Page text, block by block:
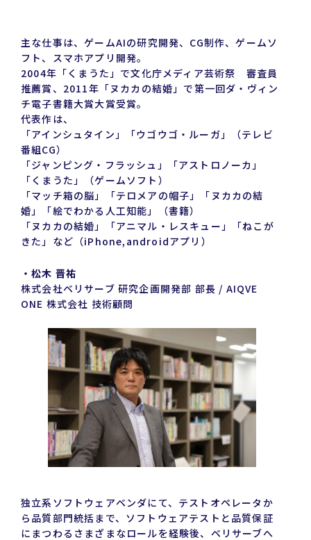
主な仕事は、ゲームAIの研究開発、CG制作、ゲームソ
フト、スマホアプリ開発。
2004年「くまうた」で文化庁メディア芸術祭 審査員
推薦賞、2011年「ヌカカの結婚」で第一回ダ・ヴィン
チ電子書籍大賞大賞受賞。
代表作は、
「アインシュタイン」「ウゴウゴ・ルーガ」（テレビ
番組CG）
「ジャンピング・フラッシュ」「アストロノーカ」
「くまうた」（ゲームソフト）
「マッチ箱の脳」「テロメアの帽子」「ヌカカの結
婚」「絵でわかる人工知能」（書籍）
「ヌカカの結婚」「アニマル・レスキュー」「ねこが
きた」など（iPhone,androidアプリ）
・松木 晋祐
株式会社ベリサーブ 研究企画開発部 部長 / AIQVE
ONE 株式会社 技術顧問
独立系ソフトウェアベンダにて、テストオペレータか
ら品質部門統括まで、ソフトウェアテストと品質保証
にまつわるさまざまなロールを経験後、ベリサーブへ